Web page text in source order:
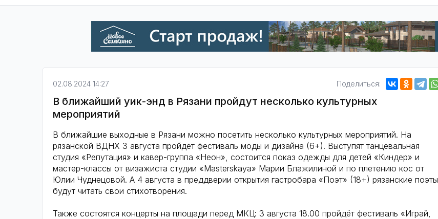
02.08.2024 14:27 Поделиться:
В ближайший уик-энд в Рязани пройдут несколько культурных
мероприятий
В ближайшие выходные в Рязани можно посетить несколько культурных мероприятий. На
рязанской ВДНХ 3 августа пройдёт фестиваль моды и дизайна (6+). Выступят танцевальная
студия «Репутация» и кавер-группа «Неон», состоится показ одежды для детей «Киндер» и
мастер-классы от визажиста студии «Masterskaya» Марии Блажилиной и по плетению кос от
Юлии Чуднецовой. А 4 августа в преддверии открытия гастробара «Поэт» (18+) рязанские поэты
будут читать свои стихотворения.
Также состоятся концерты на площади перед МКЦ: 3 августа 18.00 пройдёт фестиваль «Играй,